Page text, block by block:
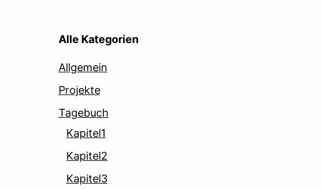
Alle Kategorien
Allgemein
Projekte
Tagebuch
Kapitel1
Kapitel2
Kapitel3